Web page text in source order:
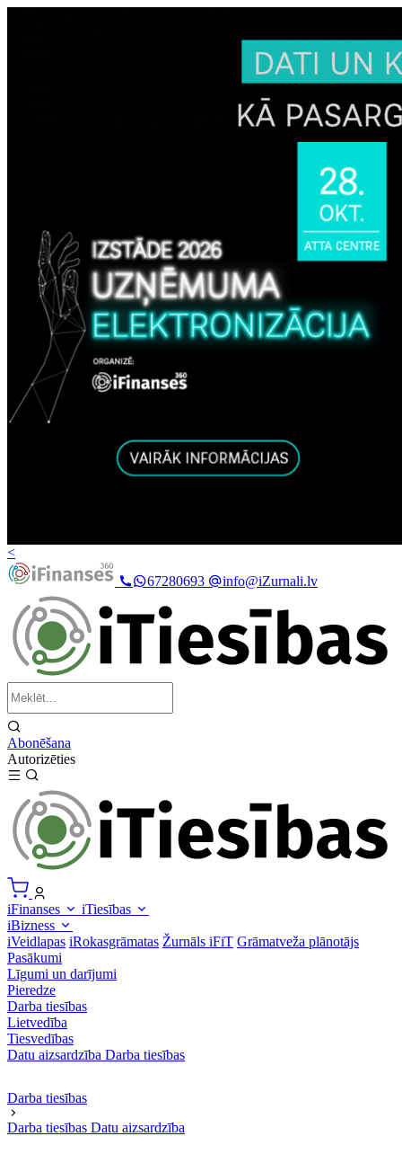
<
67280693
info@iZurnali.lv
Abonēšana
Autorizēties
iFinanses
iTiesības
iBizness
iVeidlapas iRokasgrāmatas Žurnāls iFiT Grāmatveža plānotājs
Pasākumi
Līgumi un darījumi
Pieredze
Darba tiesības
Lietvedība
Tiesvedības
Datu aizsardzība Darba tiesības
Darba tiesības
Darba tiesības Datu aizsardzība